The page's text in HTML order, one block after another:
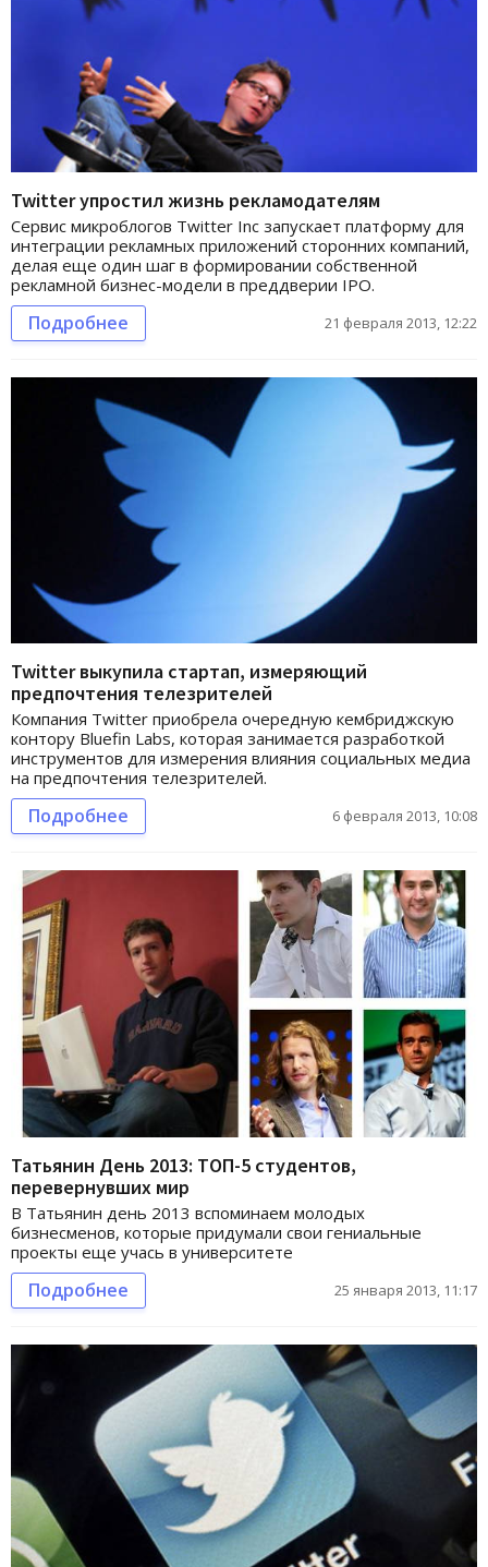
Twitter упростил жизнь рекламодателям
Сервис микроблогов Twitter Inc запускает платформу для
интеграции рекламных приложений сторонних компаний,
делая еще один шаг в формировании собственной
рекламной бизнес-модели в преддверии IPO.
Подробнее 21 февраля 2013, 12:22
Twitter выкупила стартап, измеряющий
предпочтения телезрителей
Компания Twitter приобрела очередную кембриджскую
контору Bluefin Labs, которая занимается разработкой
инструментов для измерения влияния социальных медиа
на предпочтения телезрителей.
Подробнее 6 февраля 2013, 10:08
Татьянин День 2013: ТОП-5 студентов,
перевернувших мир
В Татьянин день 2013 вспоминаем молодых
бизнесменов, которые придумали свои гениальные
проекты еще учась в университете
Подробнее 25 января 2013, 11:17